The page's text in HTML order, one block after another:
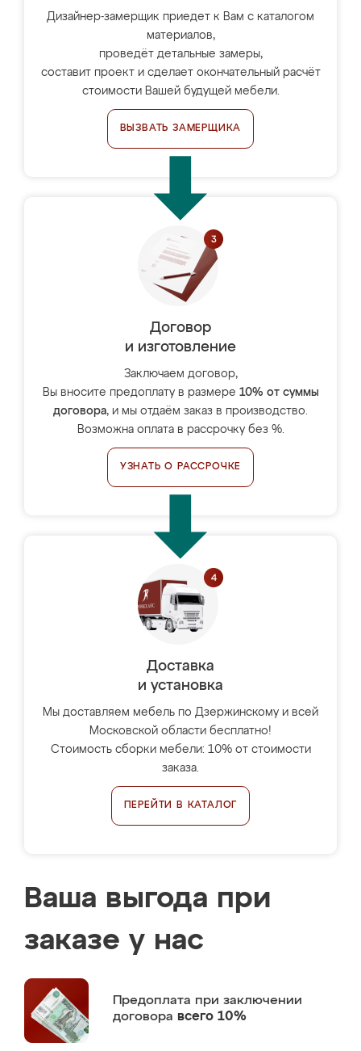
Дизайнер-замерщик приедет к Вам с каталогом
материалов,
проведёт детальные замеры,
составит проект и сделает окончательный расчёт
стоимости Вашей будущей мебели.
ВЫЗВАТЬ ЗАМЕРЩИКА
Договор
и изготовление
Заключаем договор,
Вы вносите предоплату в размере 10% от суммы
договора, и мы отдаём заказ в производство.
Возможна оплата в рассрочку без %.
УЗНАТЬ О РАССРОЧКЕ
Доставка
и установка
Мы доставляем мебель по Дзержинскому и всей
Московской области бесплатно!
Стоимость сборки мебели: 10% от стоимости
заказа.
ПЕРЕЙТИ В КАТАЛОГ
Ваша выгода при
заказе у нас
Предоплата при заключении
договора всего 10%